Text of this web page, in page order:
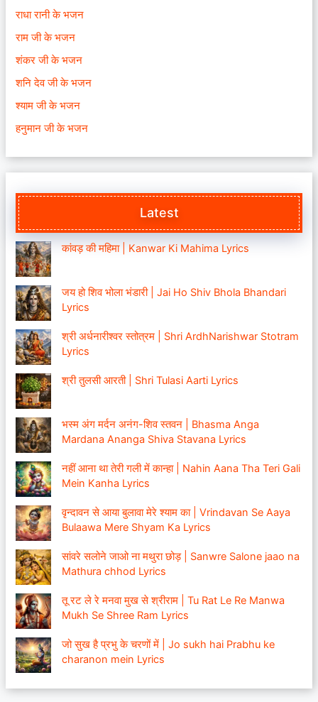
राधा रानी के भजन
राम जी के भजन
शंकर जी के भजन
शनि देव जी के भजन
श्याम जी के भजन
हनुमान जी के भजन
Latest
कांवड़ की महिमा | Kanwar Ki Mahima Lyrics
जय हो शिव भोला भंडारी | Jai Ho Shiv Bhola Bhandari
Lyrics
श्री अर्धनारीश्वर स्तोत्रम | Shri ArdhNarishwar Stotram
Lyrics
श्री तुलसी आरती | Shri Tulasi Aarti Lyrics
भस्म अंग मर्दन अनंग-शिव स्तवन | Bhasma Anga
Mardana Ananga Shiva Stavana Lyrics
नहीं आना था तेरी गली में कान्हा | Nahin Aana Tha Teri Gali
Mein Kanha Lyrics
वृन्दावन से आया बुलावा मेरे श्याम का | Vrindavan Se Aaya
Bulaawa Mere Shyam Ka Lyrics
सांवरे सलोने जाओ ना मथुरा छोड़ | Sanwre Salone jaao na
Mathura chhod Lyrics
तू रट ले रे मनवा मुख से श्रीराम | Tu Rat Le Re Manwa
Mukh Se Shree Ram Lyrics
जो सुख है प्रभु के चरणों में | Jo sukh hai Prabhu ke
charanon mein Lyrics